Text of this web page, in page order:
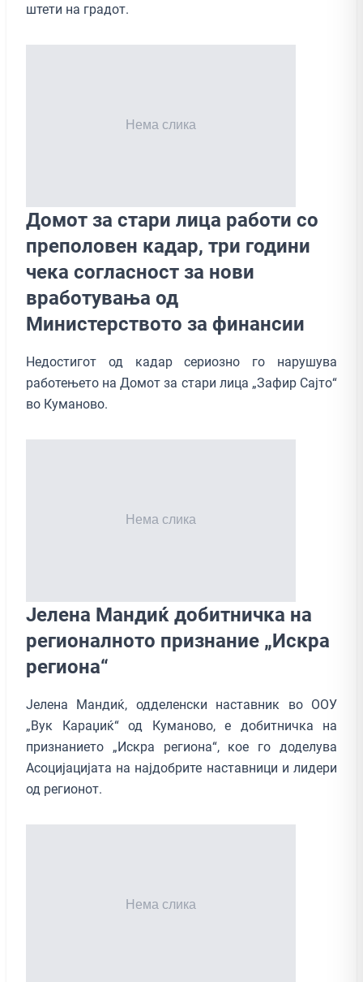
штети на градот.
Домот за стари лица работи со
преполовен кадар, три години
чека согласност за нови
вработувања од
Министерството за финансии
Недостигот од кадар сериозно го нарушува
работењето на Домот за стари лица „Зафир Сајто“
во Куманово.
Јелена Мандиќ добитничка на
регионалното признание „Искра
региона“
Јелена Мандиќ, одделенски наставник во ООУ
„Вук Караџиќ“ од Куманово, е добитничка на
признанието „Искра региона“, кое го доделува
Асоцијацијата на најдобрите наставници и лидери
од регионот.